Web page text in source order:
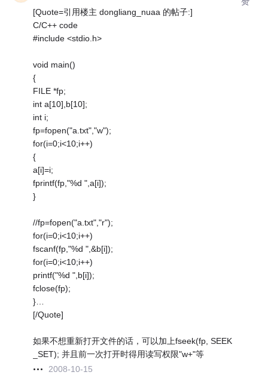
[Quote=引用楼主 dongliang_nuaa 的帖子:]
C/C++ code
#include <stdio.h>
void main()
{
FILE *fp;
int a[10],b[10];
int i;
fp=fopen("a.txt","w");
for(i=0;i<10;i++)
{
a[i]=i;
fprintf(fp,"%d ",a[i]);
}
//fp=fopen("a.txt","r");
for(i=0;i<10;i++)
fscanf(fp,"%d ",&b[i]);
for(i=0;i<10;i++)
printf("%d ",b[i]);
fclose(fp);
}…
[/Quote]
如果不想重新打开文件的话，可以加上fseek(fp, SEEK
_SET); 并且前一次打开时得用读写权限"w+"等
2008-10-15